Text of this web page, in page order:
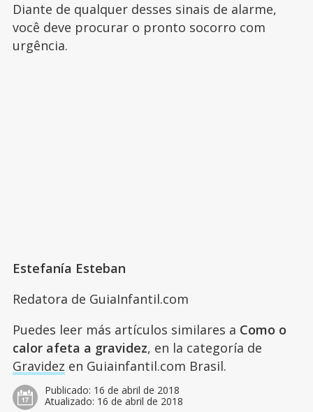
Diante de qualquer desses sinais de alarme,
você deve procurar o pronto socorro com
urgência.
Estefanía Esteban
Redatora de GuiaInfantil.com
Puedes leer más artículos similares a Como o
calor afeta a gravidez, en la categoría de
Gravidez en Guiainfantil.com Brasil.
Publicado: 16 de abril de 2018
Atualizado: 16 de abril de 2018